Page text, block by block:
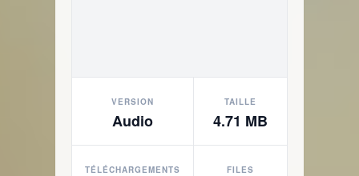
VERSION
Audio
TAILLE
4.71 MB
TÉLÉCHARGEMENTS FILES